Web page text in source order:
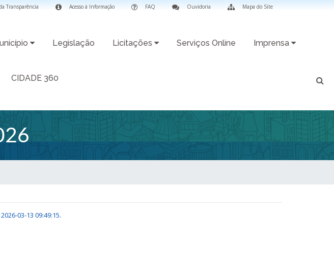
Mapa do Site
Ouvidoria
FAQ
Acesso à Informação
Transparência
Legislação Licitações Serviços Online Imprensa
CIDADE 360
2026-03-13 09:49:15.